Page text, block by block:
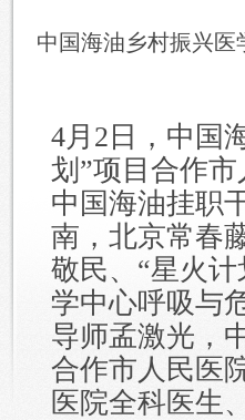
中国海油乡村振兴医
4月2日，中国
划”项目合作
中国海油挂职
南，北京常春
敬民、“星火
学中心呼吸与
导师孟激光，
合作市人民医
医院全科医生